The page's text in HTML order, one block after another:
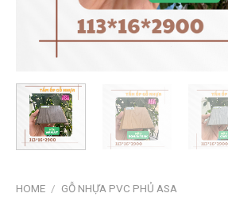
HOME / GỖ NHỰA PVC PHỦ ASA